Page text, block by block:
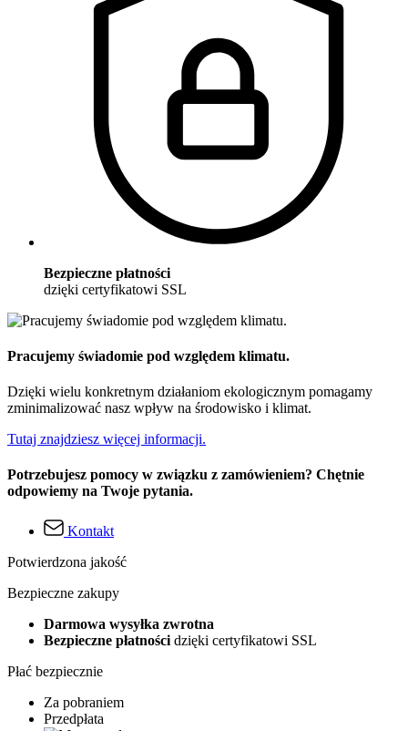
Bezpieczne płatności
dzięki certyfikatowi SSL
Pracujemy świadomie pod względem klimatu.
Dzięki wielu konkretnym działaniom ekologicznym pomagamy
zminimalizować nasz wpływ na środowisko i klimat.
Tutaj znajdziesz więcej informacji.
Potrzebujesz pomocy w związku z zamówieniem? Chętnie
odpowiemy na Twoje pytania.
Kontakt
Potwierdzona jakość
Bezpieczne zakupy
Darmowa wysyłka zwrotna
Bezpieczne płatności dzięki certyfikatowi SSL
Płać bezpiecznie
Za pobraniem
Przedpłata